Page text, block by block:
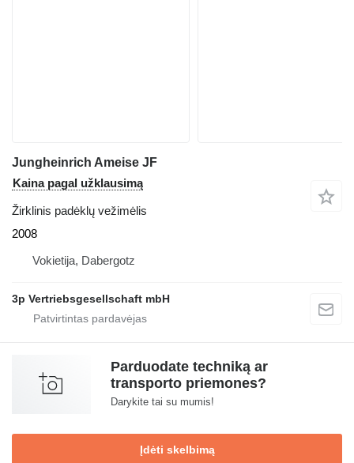
Jungheinrich Ameise JF
Kaina pagal užklausimą
Žirklinis padėklų vežimėlis
2008
Vokietija, Dabergotz
3p Vertriebsgesellschaft mbH
Parduodate techniką ar
transporto priemones?
Darykite tai su mumis!
Įdėti skelbimą